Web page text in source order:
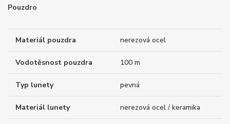
Pouzdro
Materiál pouzdra nerezová ocel
Vodotěsnost pouzdra 100 m
Typ lunety pevná
Materiál lunety nerezová ocel / keramika